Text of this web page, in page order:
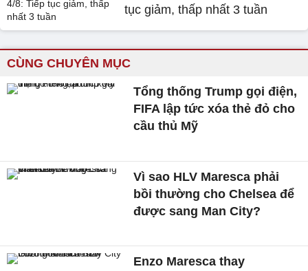
tục giảm, thấp nhất 3 tuần
CÙNG CHUYÊN MỤC
Tổng thống Trump gọi điện,
FIFA lập tức xóa thẻ đỏ cho
cầu thủ Mỹ
Vì sao HLV Maresca phải
bồi thường cho Chelsea để
được sang Man City?
Enzo Maresca thay